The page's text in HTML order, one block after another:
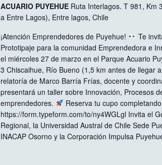
ACUARIO PUYEHUE Ruta Interlagos. T 981, Km
a Entre Lagos), Entre lagos, Chile
¡Atención Emprendedores de Puyehue!
Te
Prototipaje para la comunidad Emprendedora e
el miércoles 27 de marzo en el Parque Acuario
3 Chiscaihue, Río Bueno (1,5 km antes de llegar
relatoría de Marco Barría Frías, docente y
presentará un taller sobre Innovación, Procesos
emprendedores.
Reserva tu cupo
https://form.typeform.com/to/ny4WGLgl Invita el
Regional, la Universidad Austral de Chile Sede
INACAP Osorno y la Corporación Impulsa